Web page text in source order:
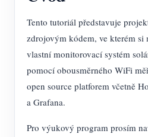
Simulátor IAMMETER
Virtuální měřič
Systém energetického
Aplikace
Ukládat
Zdroje
Tento tutoriál představuje
zdrojovým kódem, ve kterém si
vlastní monitorovací systém
pomocí obousměrného WiFi
open source platforem včetně
a Grafana.
Pro výukový program prosím